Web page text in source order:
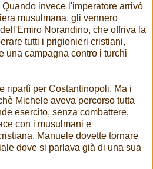
invece l'imperatore arrivò
musulmana, gli vennero
Norandino, che offriva la
tutti i prigionieri cristiani,
una campagna contro i turchi
ripartì per Costantinopoli. Ma i
Michele aveva percorso tutta
esercito, senza combattere,
con i musulmani e
Manuele dovette tornare
dove si parlava già di una sua